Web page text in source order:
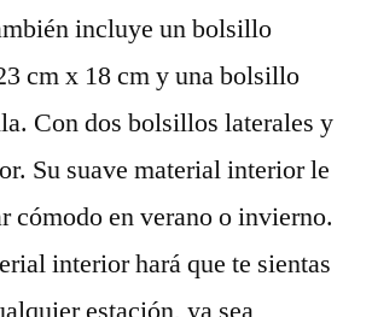
incluye un bolsillo
cm x 18 cm y una bolsillo
Con dos bolsillos laterales y
Su suave material interior le
cómodo en verano o invierno.
interior hará que te sientas